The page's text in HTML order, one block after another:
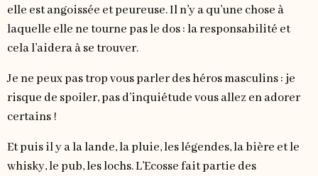
elle est angoissée et peureuse. Il n’y a qu’une chose à
laquelle elle ne tourne pas le dos : la responsabilité et
cela l’aidera à se trouver.
Je ne peux pas trop vous parler des héros masculins : je
risque de spoiler, pas d’inquiétude vous allez en adorer
certains !
Et puis il y a la lande, la pluie, les légendes, la bière et le
whisky, le pub, les lochs. L’Ecosse fait partie des